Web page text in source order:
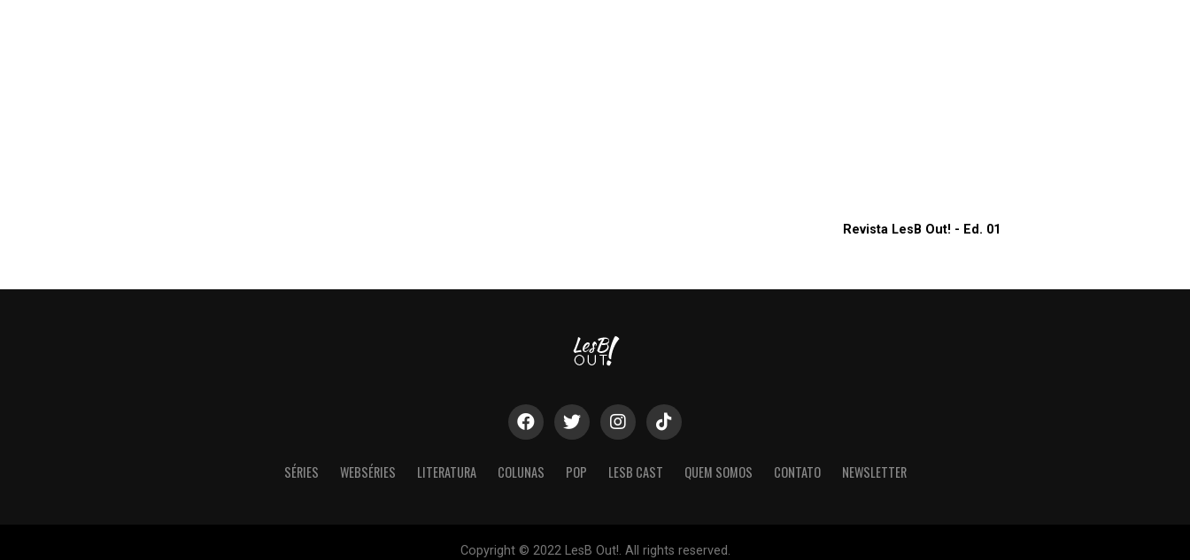
Revista LesB Out! - Ed. 01
SÉRIES WEBSÉRIES LITERATURA COLUNAS POP LESB CAST QUEM SOMOS CONTATO NEWSLETTER
Copyright © 2022 LesB Out!. All rights reserved.